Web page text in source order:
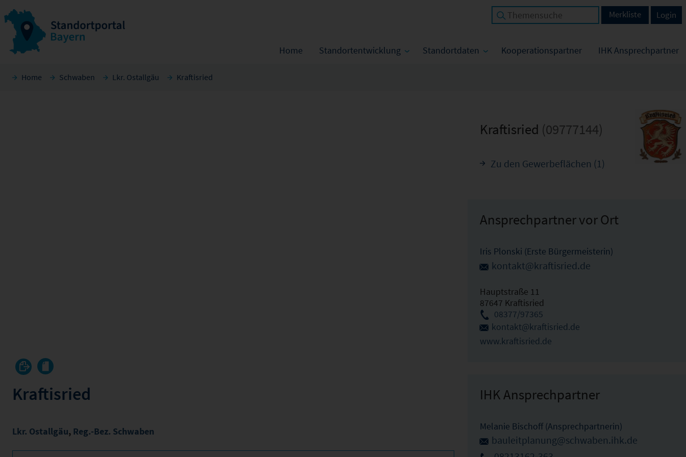
Home Standortentwicklung Standortdaten Kooperationspartner IHK Ansprechpartner
Login
Merkliste
Home Schwaben Lkr. Ostallgäu Kraftisried
Kraftisried
Lkr. Ostallgäu, Reg.-Bez. Schwaben
Kraftisried (09777144)
Zu den Gewerbeflächen (1)
Ansprechpartner vor Ort
Iris Plonski (Erste Bürgermeisterin)
kontakt@kraftisried.de
Hauptstraße 11
87647 Kraftisried
08377/97365
kontakt@kraftisried.de
www.kraftisried.de
IHK Ansprechpartner
Melanie Bischoff (Ansprechpartnerin)
bauleitplanung@schwaben.ihk.de